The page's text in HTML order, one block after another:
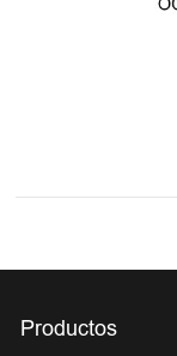
Productos